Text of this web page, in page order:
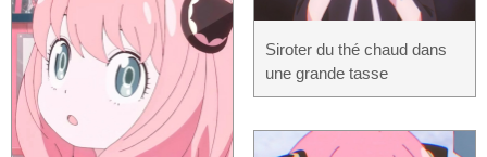
Siroter du thé chaud dans
une grande tasse